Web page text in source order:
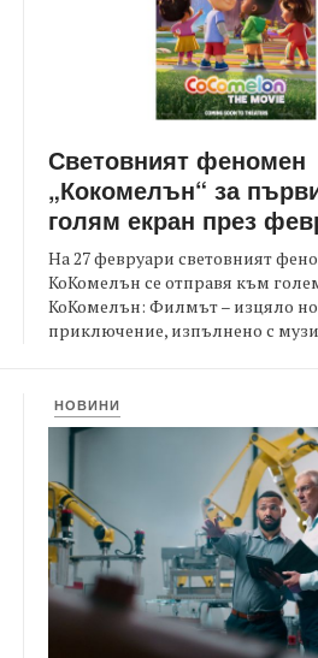
Световният феномен
„Кокомелън“ за
голям екран през
На 27 февруари световният
КоКомелън се отправя към
КоКомелън: Филмът – изцяло
приключение, изпълнено с
НОВИНИ